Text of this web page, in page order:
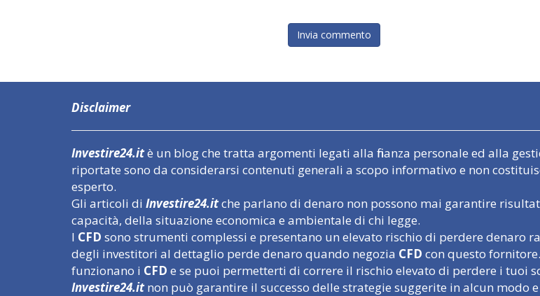
Disclaimer
Investire24.itè un blog che tratta argomenti legati alla finanza personale ed alla
riportate sono da considerarsi contenuti generali a scopo informativo e non
esperto.
Gli articoli di Investire24.itche parlano di denaro non possono mai garantire
capacità, della situazione economica e ambientale di chi legge.
I CFD sono strumenti complessi e presentano un elevato rischio di perdere denaro
degli investitori al dettaglio perde denaro quando negozia CFD con questo
funzionano i CFD e se puoi permetterti di correre il rischio elevato di perdere i tuoi
Investire24.itnon può garantire il successo delle strategie suggerite in alcun modo